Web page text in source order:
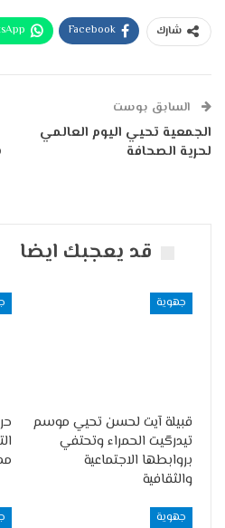
شارك Facebook
السابق بوست
الجمعية تحيي اليوم العالمي
لحرية الصحافة
قد يعجبك ايضا
جهوية
قبيلة آيت لحسن تحيي موسم
تيدرگيت الحمراء وتحتفي
بروابطها الاجتماعية
والثقافية
جهوية